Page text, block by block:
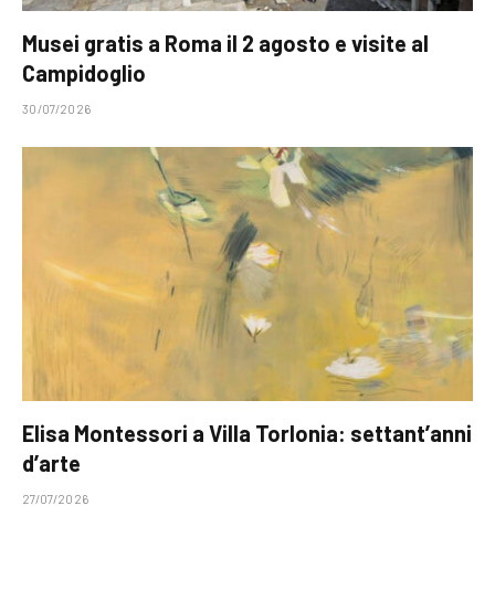
Musei gratis a Roma il 2 agosto e visite al
Campidoglio
30/07/2026
Elisa Montessori a Villa Torlonia: settant’anni
d’arte
27/07/2026